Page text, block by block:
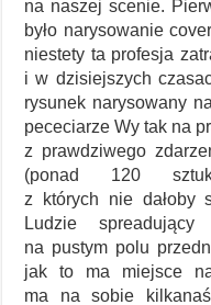
na naszej scenie.
było narysowanie
niestety ta profesja
i w dzisiejszych
rysunek narysowany
pececiarze Wy tak na
z prawdziwego
(ponad 120
z których nie dałoby
Ludzie
na pustym polu
jak to ma miejsce
ma na sobie